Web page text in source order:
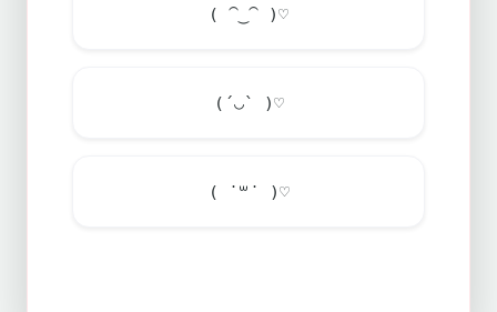
( ⁀‿⁀ )♡
(´◡` )♡
( ˙꒳​˙ )♡